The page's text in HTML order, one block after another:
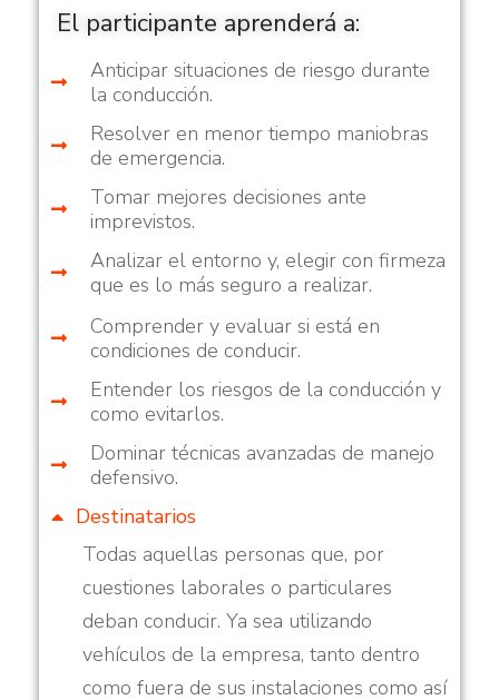
El participante aprenderá a:
Anticipar situaciones de riesgo durante
la conducción.
Resolver en menor tiempo maniobras
de emergencia.
Tomar mejores decisiones ante
imprevistos.
Analizar el entorno y, elegir con firmeza
que es lo más seguro a realizar.
Comprender y evaluar si está en
condiciones de conducir.
Entender los riesgos de la conducción y
como evitarlos.
Dominar técnicas avanzadas de manejo
defensivo.
Destinatarios
Todas aquellas personas que, por
cuestiones laborales o particulares
deban conducir. Ya sea utilizando
vehículos de la empresa, tanto dentro
como fuera de sus instalaciones como así